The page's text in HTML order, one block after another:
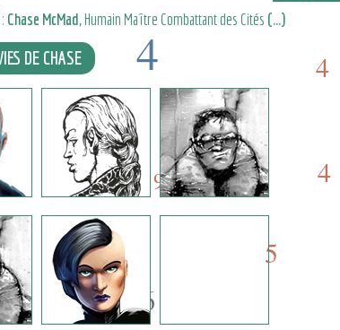
9
4
5 9
4
5
6
4
4
5
Chase McMad, Humain Maître Combattant des Cités (...)
DE CHASE